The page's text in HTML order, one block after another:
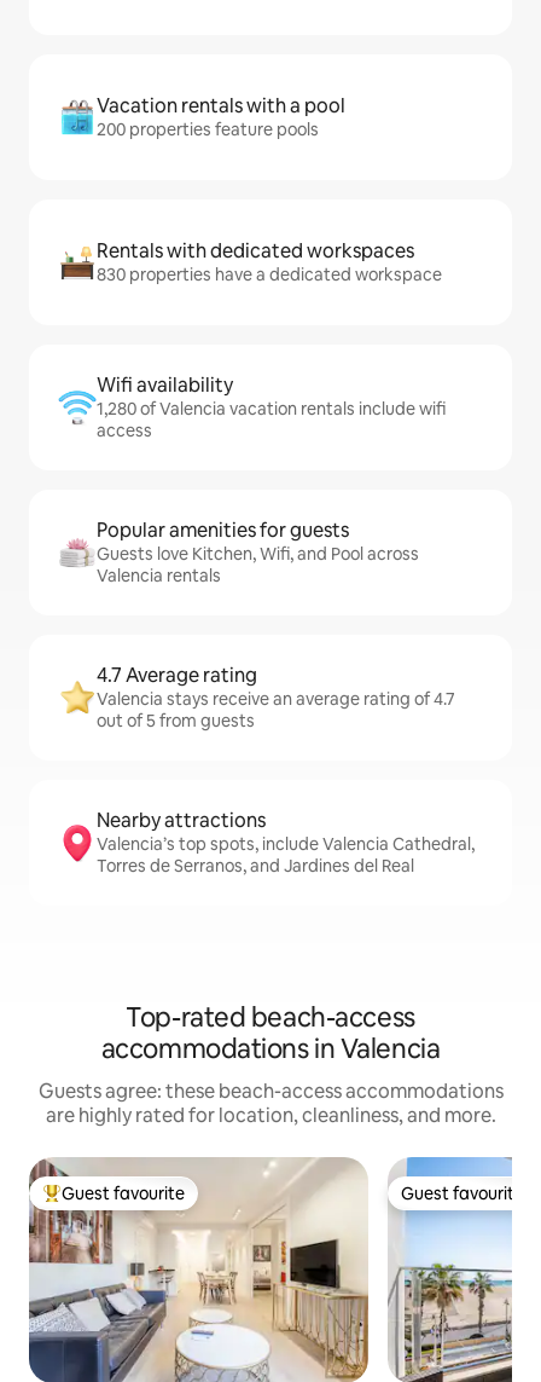
Vacation rentals with a pool
200 properties feature pools
Rentals with dedicated workspaces
830 properties have a dedicated workspace
Wifi availability
1,280 of Valencia vacation rentals include wifi
access
Popular amenities for guests
Guests love Kitchen, Wifi, and Pool across
Valencia rentals
4.7 Average rating
Valencia stays receive an average rating of 4.7
out of 5 from guests
Nearby attractions
Valencia’s top spots, include Valencia Cathedral,
Torres de Serranos, and Jardines del Real
Top-rated beach-access
accommodations in Valencia
Guests agree: these beach-access accommodations
are highly rated for location, cleanliness, and more.
Top guest favourite
Guest favourite Guest favourite
Guest favourite